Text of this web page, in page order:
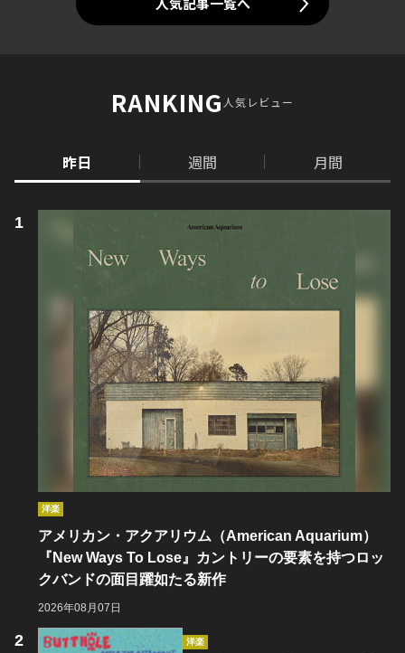
RANKING人気レビュー
昨日 週間 月間
洋楽
アメリカン・アクアリウム（American Aquarium）
『New Ways To Lose』カントリーの要素を持つロッ
クバンドの面目躍如たる新作
2026年08月07日
洋楽